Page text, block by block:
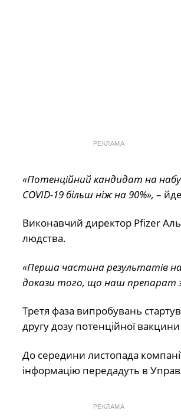
РЕКЛАМА
«Потенційний кандидат на
COVID-19 більш ніж на 90%», –
Виконавчий директор Pfizer
людства.
«Перша частина результатів
докази того, що наш препарат
Третя фаза випробувань
другу дозу потенційної
До середини листопада
інформацію передадуть в
РЕКЛАМА